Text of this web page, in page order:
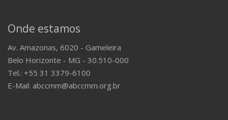
Onde estamos
Av. Amazonas, 6020 - Gameleira
Belo Horizonte - MG - 30.510-000
Tel.: +55 31 3379-6100
E-Mail: abccmm@abccmm.org.br